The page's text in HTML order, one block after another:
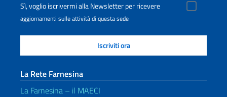
Sì, voglio iscrivermi alla Newsletter per ricevere
aggiornamenti sulle attività di questa sede
La Rete Farnesina
La Farnesina – il MAECI